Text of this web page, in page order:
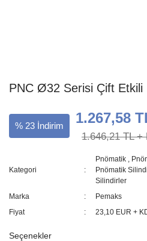
PNC Ø32 Serisi Çift Etkili
% 23 İndirim 1.267,58
1.646,21 TL +
Kategori
Pnömatik ,
Pnömatik
Silindirler
Marka
Pemaks
Fiyat
23,10 EUR +
Seçenekler